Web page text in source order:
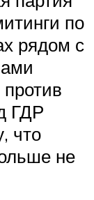
по
рядом с
ГДР
что
не